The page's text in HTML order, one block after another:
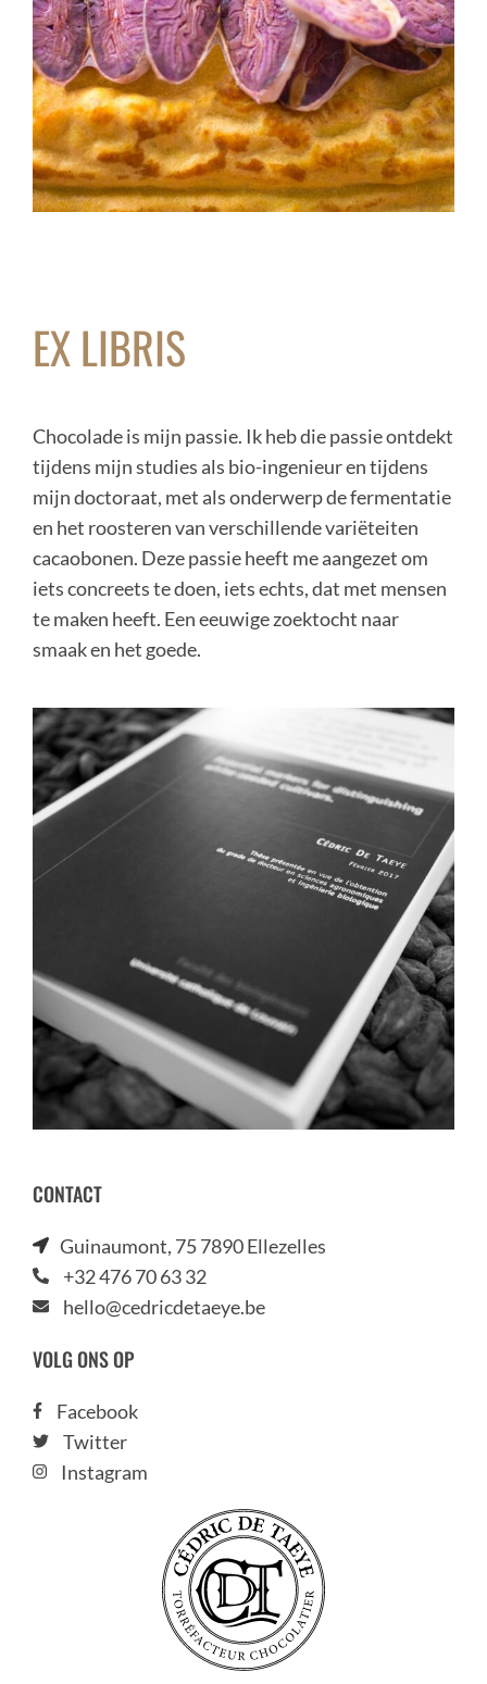
EX LIBRIS
Chocolade is mijn passie. Ik heb die passie ontdekt
tijdens mijn studies als bio-ingenieur en tijdens
mijn doctoraat, met als onderwerp de fermentatie
en het roosteren van verschillende variëteiten
cacaobonen. Deze passie heeft me aangezet om
iets concreets te doen, iets echts, dat met mensen
te maken heeft. Een eeuwige zoektocht naar
smaak en het goede.
CONTACT
Guinaumont, 75 7890 Ellezelles
+32 476 70 63 32
hello@cedricdetaeye.be
VOLG ONS OP
Facebook
Twitter
Instagram